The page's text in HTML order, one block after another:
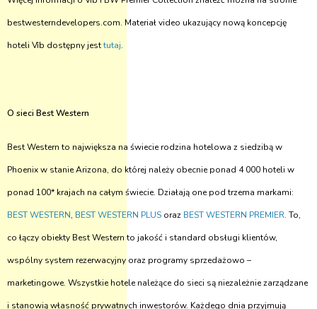
bestwesterndevelopers.com. Materiał video ukazujący nową koncepcję
hoteli Vīb dostępny jesttutaj.
O sieci Best Western
Best Western to największa na świecie rodzina hotelowa z siedzibą w
Phoenix w stanie Arizona, do której należy obecnie ponad 4 000 hoteli w
ponad 100* krajach na całym świecie. Działają one pod trzema markami:
BEST WESTERN, BEST WESTERN PLUS oraz BEST WESTERN PREMIER. To,
co łączy obiekty Best Western to jakość i standard obsługi klientów,
wspólny system rezerwacyjny oraz programy sprzedażowo –
marketingowe. Wszystkie hotele należące do sieci są niezależnie zarządzane
i stanowią własność prywatnych inwestorów. Każdego dnia przyjmują